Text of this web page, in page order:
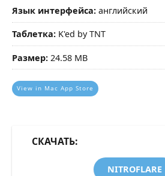
Язык интерфейса: английский
Таблетка: K'ed by TNT
Размер: 24.58 MB
View in Mac App Store
СКАЧАТЬ:
NITROFLARE